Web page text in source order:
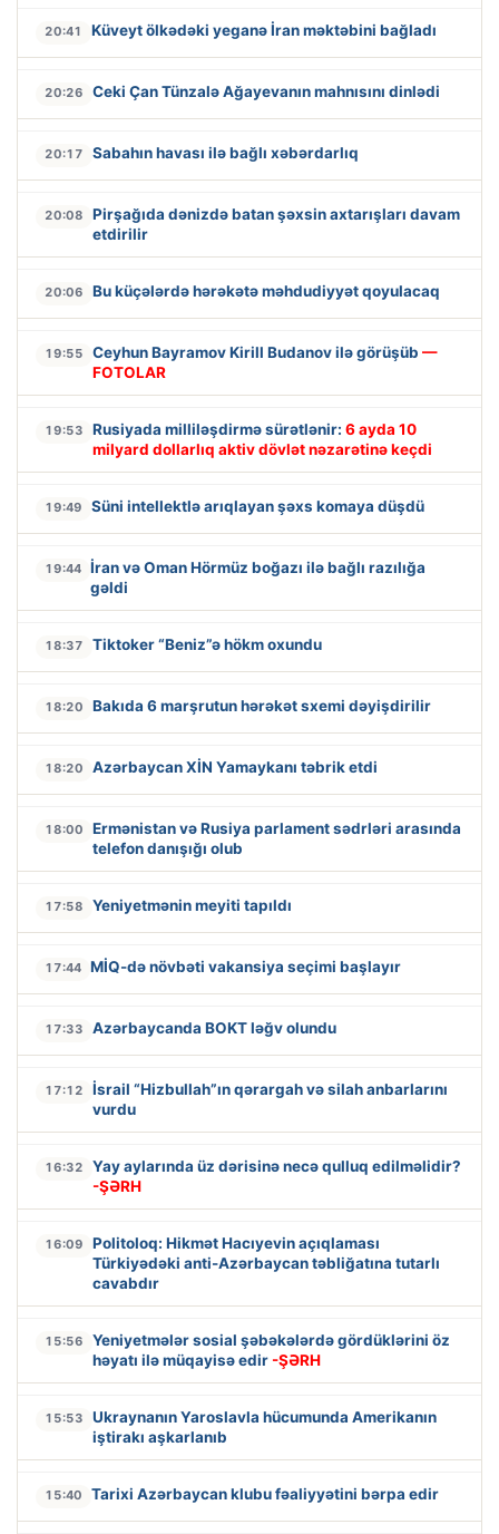
20:41 Küveyt ölkədəki yeganə İran məktəbini bağladı
20:26 Ceki Çan Tünzalə Ağayevanın mahnısını dinlədi
20:17 Sabahın havası ilə bağlı xəbərdarlıq
20:08
Pirşağıda dənizdə batan şəxsin axtarışları davam
etdirilir
20:06 Bu küçələrdə hərəkətə məhdudiyyət qoyulacaq
19:55 Ceyhun Bayramov Kirill Budanov ilə görüşüb —
FOTOLAR
19:53 Rusiyada milliləşdirmə sürətlənir: 6 ayda 10
milyard dollarlıq aktiv dövlət nəzarətinə keçdi
19:49 Süni intellektlə arıqlayan şəxs komaya düşdü
19:44 İran və Oman Hörmüz boğazı ilə bağlı razılığa
gəldi
18:37 Tiktoker “Beniz”ə hökm oxundu
18:20 Bakıda 6 marşrutun hərəkət sxemi dəyişdirilir
18:20 Azərbaycan XİN Yamaykanı təbrik etdi
18:00
Ermənistan və Rusiya parlament sədrləri arasında
telefon danışığı olub
17:58 Yeniyetmənin meyiti tapıldı
17:44 MİQ-də növbəti vakansiya seçimi başlayır
17:33 Azərbaycanda BOKT ləğv olundu
17:12
İsrail “Hizbullah”ın qərargah və silah anbarlarını
vurdu
16:32
Yay aylarında üz dərisinə necə qulluq edilməlidir?
-ŞƏRH
16:09
Politoloq: Hikmət Hacıyevin açıqlaması
Türkiyədəki anti-Azərbaycan təbliğatına tutarlı
cavabdır
15:56
Yeniyetmələr sosial şəbəkələrdə gördüklərini öz
həyatı ilə müqayisə edir -ŞƏRH
15:53
Ukraynanın Yaroslavla hücumunda Amerikanın
iştirakı aşkarlanıb
15:40 Tarixi Azərbaycan klubu fəaliyyətini bərpa edir